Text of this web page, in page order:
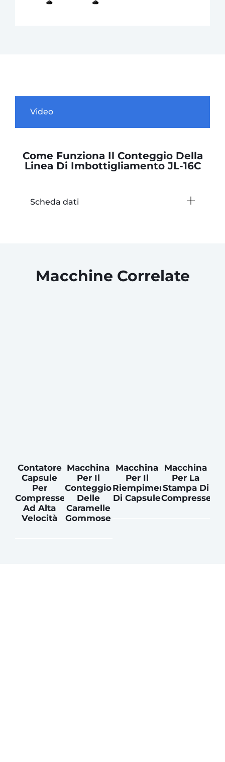
Video
Come Funziona Il Conteggio Della
Linea Di Imbottigliamento JL-16C
Scheda dati
Macchine Correlate
Contatore
Capsule
Per
Compresse
Ad Alta
Velocità
Macchina
Per Il
Conteggio
Delle
Caramelle
Gommose
Macchina
Per Il
Riempimento
Di Capsule
Macchina
Per La
Stampa Di
Compresse